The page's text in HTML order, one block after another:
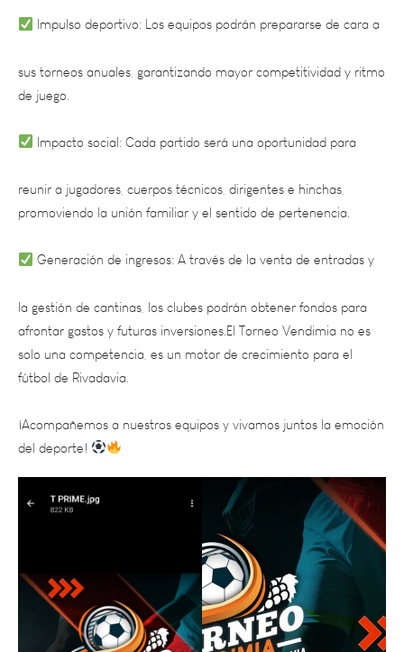
sus torneos anuales, garantizando mayor competitividad y ritmo
de juego.
Impacto social: Cada partido será una oportunidad para
reunir a jugadores, cuerpos técnicos, dirigentes e hinchas,
promoviendo la unión familiar y el sentido de pertenencia.
Generación de ingresos: A través de la venta de entradas y
la gestión de cantinas, los clubes podrán obtener fondos para
afrontar gastos y futuras inversiones.El Torneo Vendimia no es
solo una competencia, es un motor de crecimiento para el
fútbol de Rivadavia.
¡Acompañemos a nuestros equipos y vivamos juntos la emoción
del deporte!